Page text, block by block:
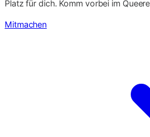
Platz für dich. Komm vorbei im
Mitmachen